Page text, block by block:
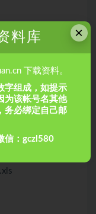
×
料库
下载资料。
字组成，如提示
为该帐号名其他
务必绑定自己邮
信：gczl580